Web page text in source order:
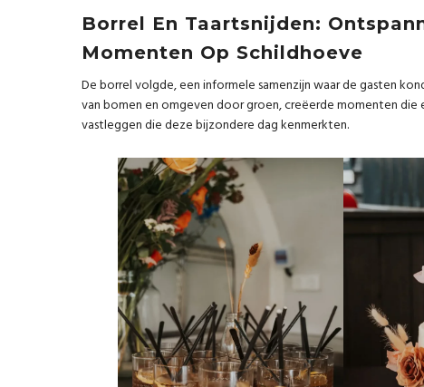
Borrel En Taartsnijden:
Momenten Op Schildhoeve
De borrel volgde, een informele samenzijn waar de gasten
van bomen en omgeven door groen, creëerde momenten
vastleggen die deze bijzondere dag kenmerkten.